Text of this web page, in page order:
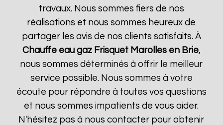
travaux. Nous sommes fiers de nos
réalisations et nous sommes heureux de
partager les avis de nos clients satisfaits. À
Chauffe eau gaz Frisquet Marolles en Brie,
nous sommes déterminés à offrir le meilleur
service possible. Nous sommes à votre
écoute pour répondre à toutes vos questions
et nous sommes impatients de vous aider.
N'hésitez pas à nous contacter pour obtenir